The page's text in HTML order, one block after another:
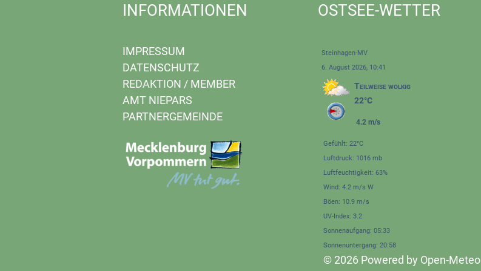
INFORMATIONEN
IMPRESSUM
DATENSCHUTZ
REDAKTION / MEMBER
AMT NIEPARS
PARTNERGEMEINDE
OSTSEE-WETTER
Steinhagen-MV
6. August 2026, 10:41
Teilweise wolkig
22°C
4.2 m/s
Gefühlt: 22°C
Luftdruck: 1016 mb
Luftfeuchtigkeit: 63%
Wind: 4.2 m/s W
Böen: 10.9 m/s
UV-Index: 3.2
Sonnenaufgang: 05:33
Sonnenuntergang: 20:58
© 2026 Powered by Open-Meteo